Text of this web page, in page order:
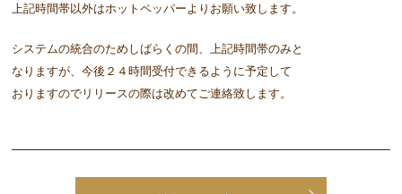
上記時間帯以外はホットペッパーよりお願い致します。
システムの統合のためしばらくの間、上記時間帯のみと
なりますが、今後２４時間受付できるように予定して
おりますのでリリースの際は改めてご連絡致します。